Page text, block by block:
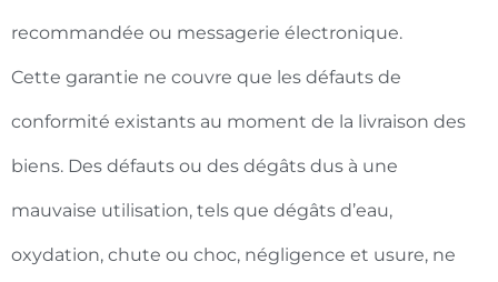
recommandée ou messagerie électronique.
Cette garantie ne couvre que les défauts de
conformité existants au moment de la livraison des
biens. Des défauts ou des dégâts dus à une
mauvaise utilisation, tels que dégâts d’eau,
oxydation, chute ou choc, négligence et usure, ne